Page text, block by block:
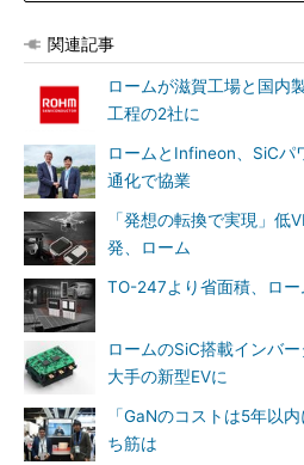
関連記事
ロームが滋賀工場と国内
工程の2社に
ロームとInfineon、SiCパ
通化で協業
「発想の転換で実現」低
発、ローム
TO-247より省面積、ロ
ロームのSiC搭載インバ
大手の新型EVに
「GaNのコストは5年以
ち筋は